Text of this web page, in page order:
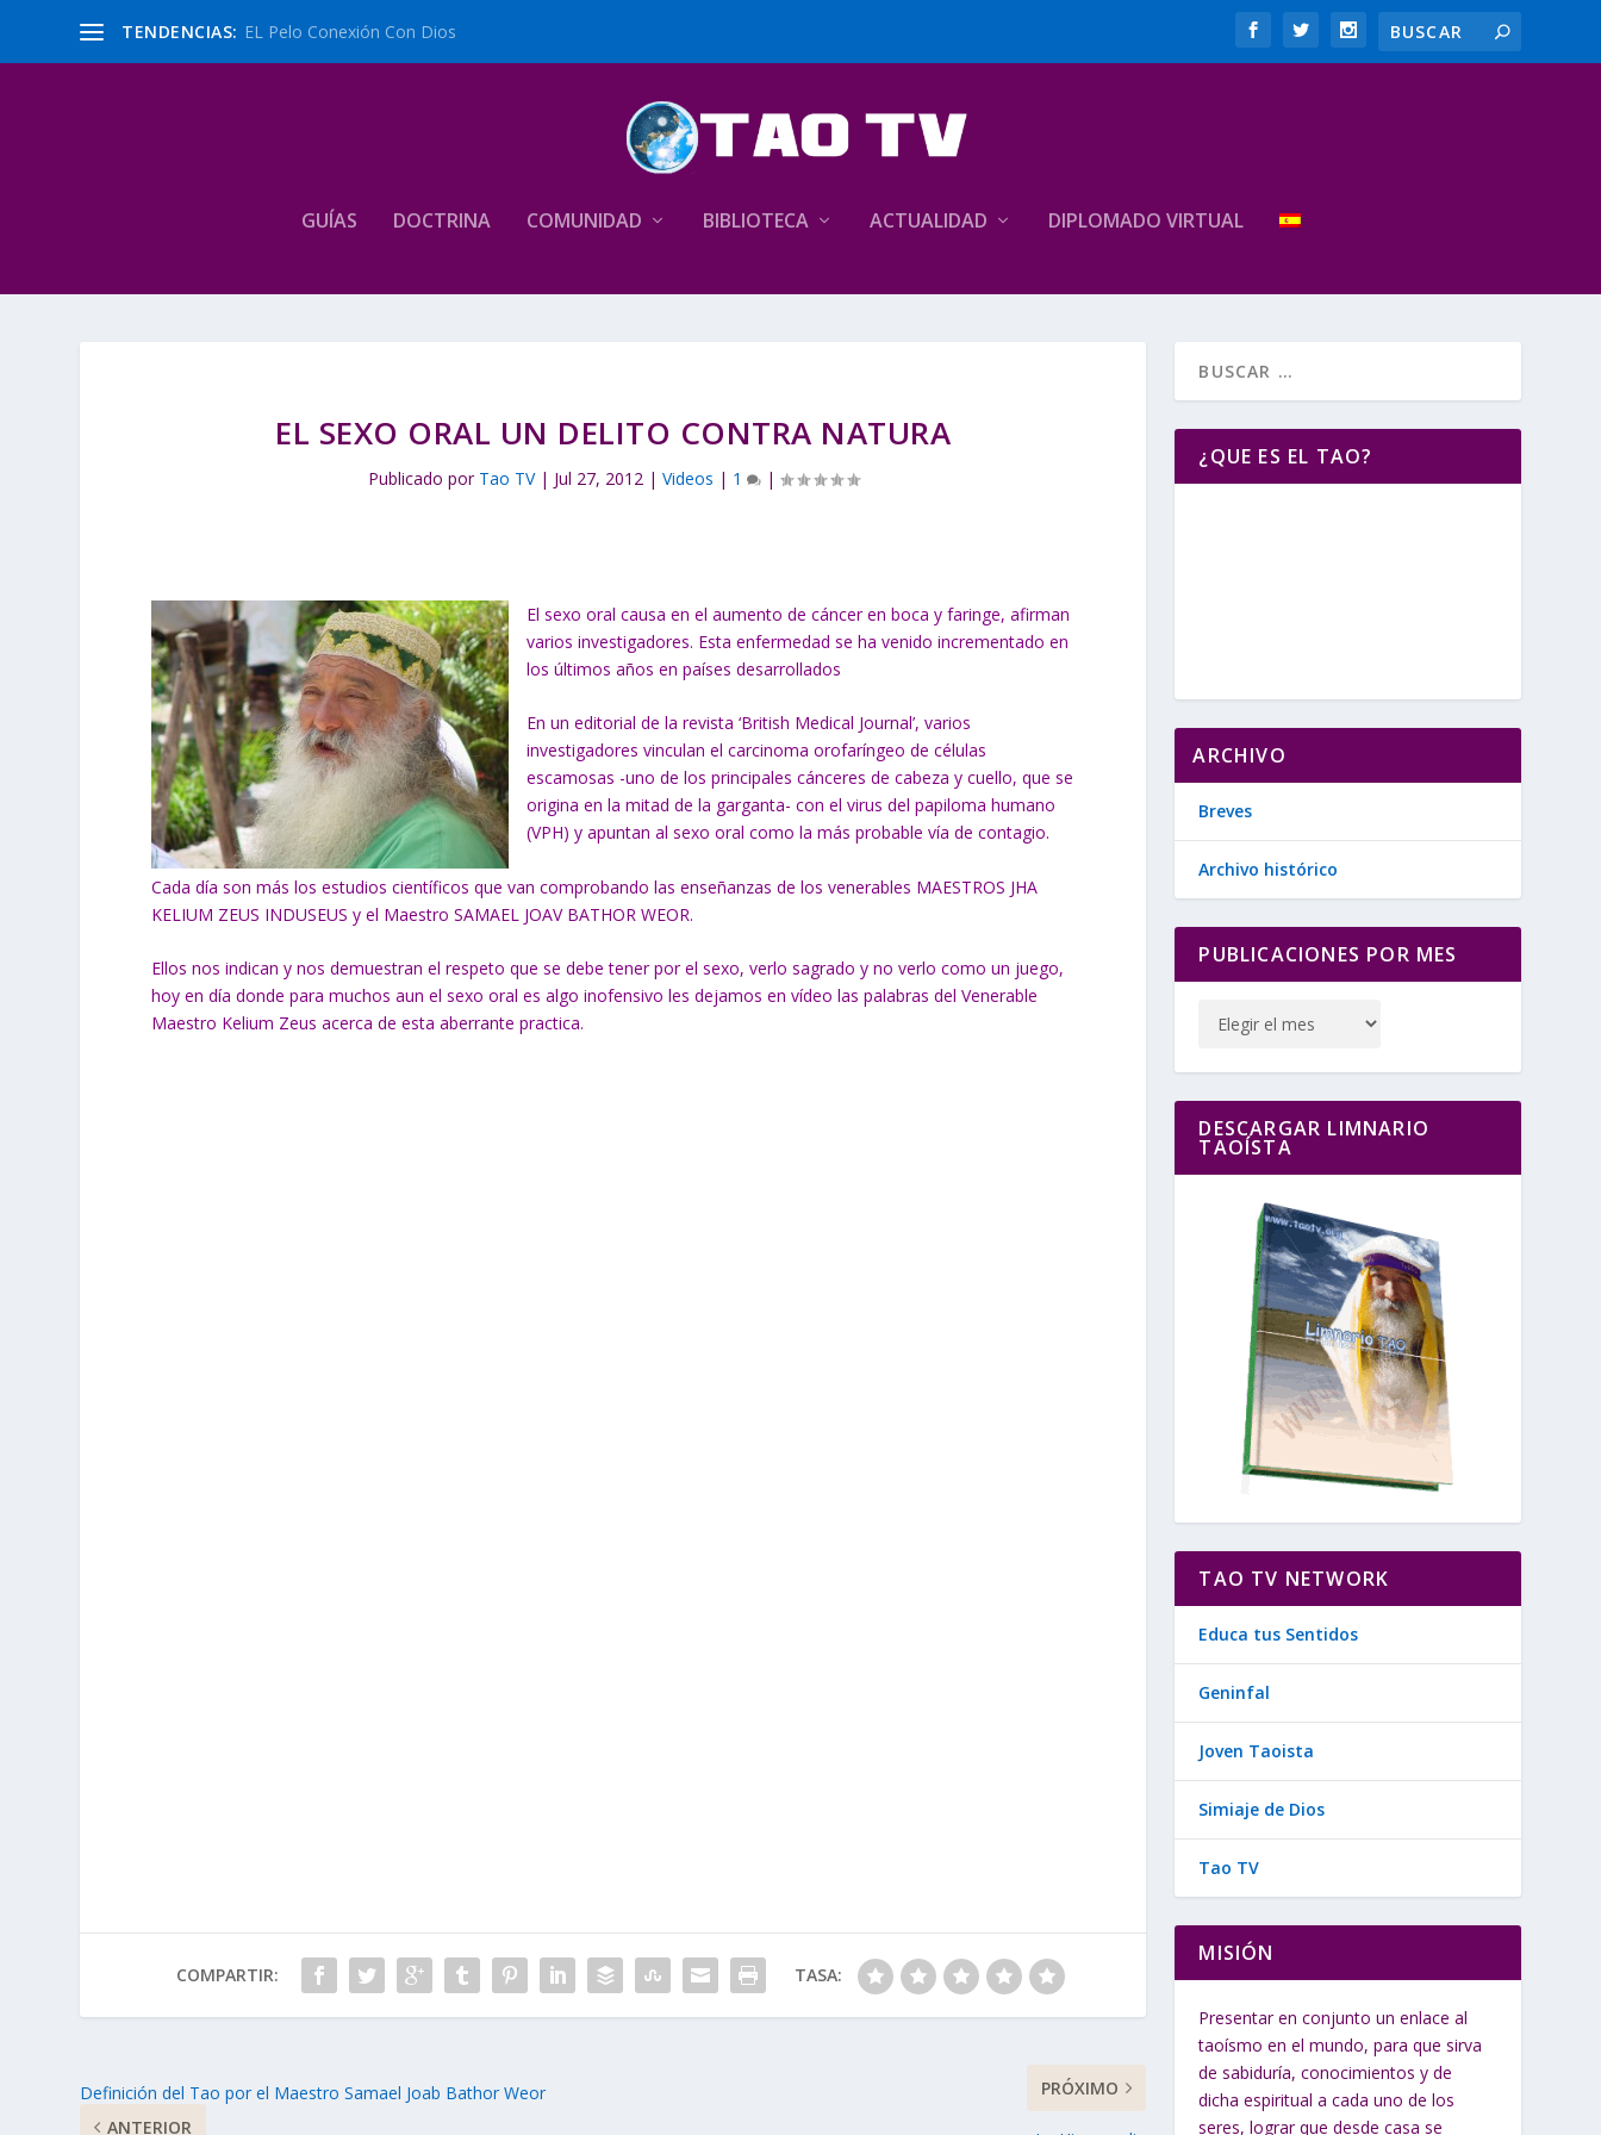
TENDENCIAS: EL Pelo Conexión Con Dios
GUÍAS DOCTRINA COMUNIDAD BIBLIOTECA ACTUALIDAD DIPLOMADO VIRTUAL
EL SEXO ORAL UN DELITO CONTRA NATURA
Publicado por Tao TV| Jul 27, 2012| Videos | 1 |
El sexo oral causa en el aumento de cáncer en boca y faringe, afirman
varios investigadores. Esta enfermedad se ha venido incrementado en
los últimos años en países desarrollados
En un editorial de la revista ‘British Medical Journal’, varios
investigadores vinculan el carcinoma orofaríngeo de células
escamosas -uno de los principales cánceres de cabeza y cuello, que se
origina en la mitad de la garganta- con el virus del papiloma humano
(VPH) y apuntan al sexo oral como la más probable vía de contagio.
Cada día son más los estudios científicos que van comprobando las enseñanzas de los venerables MAESTROS JHA
KELIUM ZEUS INDUSEUS y el Maestro SAMAEL JOAV BATHOR WEOR.
Ellos nos indican y nos demuestran el respeto que se debe tener por el sexo, verlo sagrado y no verlo como un juego,
hoy en día donde para muchos aun el sexo oral es algo inofensivo les dejamos en vídeo las palabras del Venerable
Maestro Kelium Zeus acerca de esta aberrante practica.
COMPARTIR: TASA:
Definición del Tao por el Maestro Samael Joab Bathor Weor
ANTERIOR
PRÓXIMO
¿QUE ES EL TAO?
ARCHIVO
Breves
Archivo histórico
PUBLICACIONES POR MES
DESCARGAR LIMNARIO
TAOÍSTA
TAO TV NETWORK
Educa tus Sentidos
Geninfal
Joven Taoista
Simiaje de Dios
Tao TV
MISIÓN
Presentar en conjunto un enlace al
taoísmo en el mundo, para que sirva
de sabiduría, conocimientos y de
dicha espiritual a cada uno de los
seres, lograr que desde casa se